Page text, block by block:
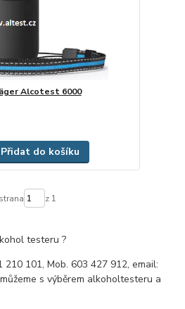
Alcotest 6000
Přidat do košíku
strana z 1
testeru ?
101, Mob. 603 427 912, email:
s výběrem alkoholtesteru a